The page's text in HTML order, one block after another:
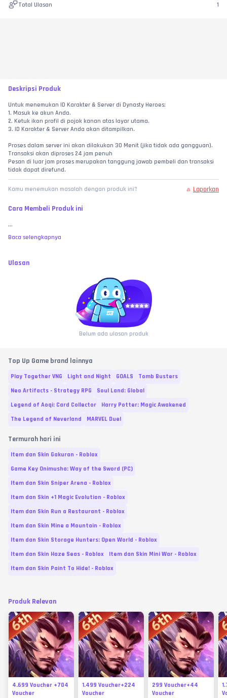
Total Ulasan 1
Deskripsi Produk
3. ID Karakter & Server Anda akan ditampilkan.
Proses dalam server ini akan dilakukan 30 Menit (jika tidak ada gangguan).
Transaksi akan diproses 24 jam penuh
Pesan di luar jam proses merupakan tanggung jawab pembeli dan transaksi
tidak dapat direfund.
Kamu menemukan masalah dengan produk ini? Laporkan
Cara Membeli Produk ini
...
Baca selengkapnya
Ulasan
Belum ada ulasan produk
Top Up Game brand lainnya
Play Together VNG Light and Night GOALS
Tomb Busters
Neo Artifacts - Strategy RPG
Soul Land: Global
Legend of Aoqi: Card Collector
Harry Potter: Magic Awakened
The Legend of Neverland
MARVEL Duel
Termurah hari ini
Item dan Skin Gakuran - Roblox
Game Key Onimusha: Way of the Sword (PC)
Item dan Skin Sniper Arena - Roblox
Item dan Skin +1 Magic Evolution - Roblox
Item dan Skin Run a Restaurant - Roblox
Item dan Skin Mine a Mountain - Roblox
Item dan Skin Storage Hunters: Open World - Roblox
Item dan Skin Haze Seas - Roblox
Item dan Skin Mini War - Roblox
Item dan Skin Paint To Hide! - Roblox
Produk Relevan
4.699 Voucher +704
Voucher
1.499 Voucher+224
Voucher
299 Voucher+44
Voucher